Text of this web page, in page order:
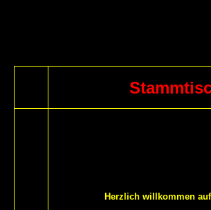
Herzlich willkommen